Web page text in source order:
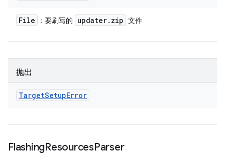
File ：要刷写的 updater. zip 文件
抛出
TargetSetupError
FlashingResourcesParser